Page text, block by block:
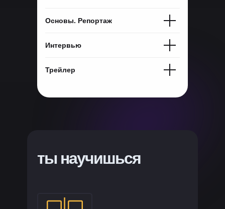
Основы. Репортаж
Интервью
Трейлер
ты научишься